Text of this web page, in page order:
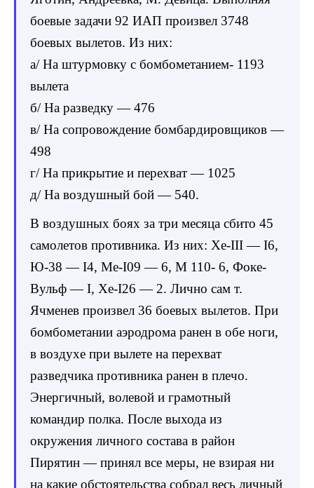
боевые задачи 92 ИАП произвел 3748
боевых вылетов. Из них:
a/ На штурмовку с бомбометанием- 1193
вылета
б/ На разведку — 476
в/ На сопровождение бомбардировщиков —
498
г/ На прикрытие и перехват — 1025
д/ На воздушный бой — 540.
В воздушных боях за три месяца сбито 45
самолетов противника. Из них: Xe-III — I6,
Ю-38 — I4, Me-I09 — 6, M 110- 6, Фоке-
Вульф — I, Xe-I26 — 2. Лично сам т.
Ячменев произвел 36 боевых вылетов. При
бомбометании аэродрома ранен в обе ноги,
в воздухе при вылете на перехват
разведчика противника ранен в плечо.
Энергичный, волевой и грамотный
командир полка. После выхода из
окружения личного состава в район
Пирятин — принял все меры, не взирая ни
на какие обстоятельства собрал весь личный